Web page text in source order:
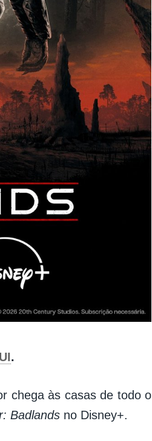
.
chega às casas de todo o
Badlands no Disney+.